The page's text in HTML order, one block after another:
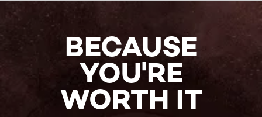
EN
BECAUSE
YOU'RE
WORTH IT